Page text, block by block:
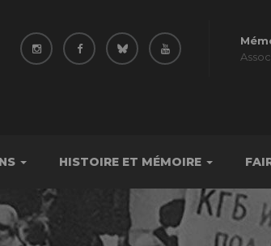
HISTOIRE ET MÉMOIRE